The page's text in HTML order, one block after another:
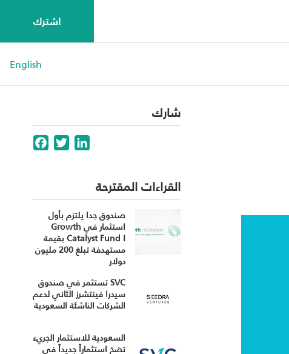
اشترك
English
شارك
FacebookTwitterLinkedIn
القراءات المقترحة
صندوق جدا يلتزم بأول
استثمار في Growth
Catalyst Fund I بقيمة
مستهدفة تبلغ 200 مليون
دولار
SVC تستثمر في صندوق
سيدرا فينتشرز الثاني لدعم
الشركات الناشئة السعودية
السعودية للاستثمار الجريء
تضخ استثماراً جديداً في